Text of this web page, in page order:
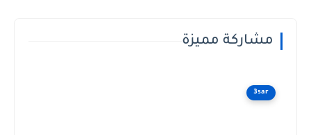
مشاركة مميزة
3sar